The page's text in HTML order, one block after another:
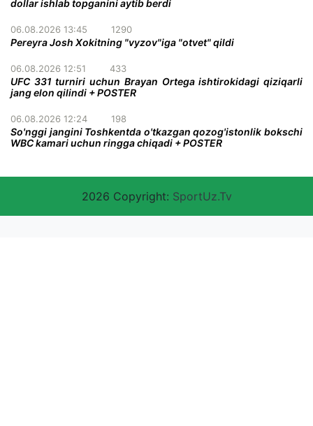
dollar ishlab topganini aytib berdi
06.08.2026 13:45 1290
Pereyra Josh Xokitning "vyzov"iga "otvet" qildi
06.08.2026 12:51 433
UFC 331 turniri uchun Brayan Ortega ishtirokidagi qiziqarli
jang elon qilindi + POSTER
06.08.2026 12:24 198
So'nggi jangini Toshkentda o'tkazgan qozog'istonlik bokschi
WBC kamari uchun ringga chiqadi + POSTER
2026 Copyright: SportUz.Tv